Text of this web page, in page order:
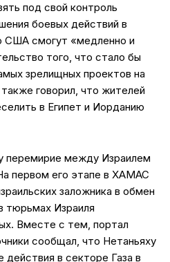
под свой контроль
боевых действий в
США смогут «медленно и
того, что стало бы
зрелищных проектов на
говорил, что жителей
в Египет и Иорданию
перемирие между Израилем
первом его этапе в ХАМАС
заложника в обмен
тюрьмах Израиля
Вместе с тем, портал
сообщал, что Нетаньяху
действия в секторе Газа в